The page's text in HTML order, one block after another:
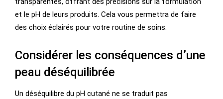
et le pH de leurs produits. Cela vous permettra de faire
des choix éclairés pour votre routine de soins.
Considérer les conséquences d’une
peau déséquilibrée
Un déséquilibre du pH cutané ne se traduit pas